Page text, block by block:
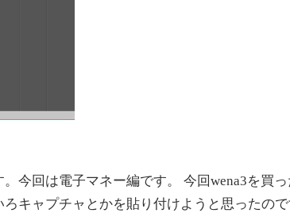
今回は電子マネー編です。 今回wena3を買
キャプチャとかを貼り付けようと思ったの